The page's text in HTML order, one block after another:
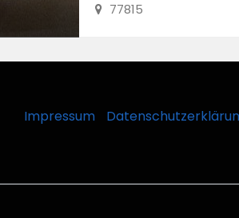
77815
Impressum